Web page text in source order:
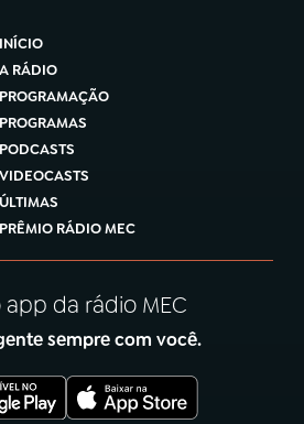
INÍCIO
A RÁDIO
PROGRAMAÇÃO
PROGRAMAS
PODCASTS
VIDEOCASTS
ÚLTIMAS
PRÊMIO RÁDIO MEC
app da rádio MEC
sempre com você.